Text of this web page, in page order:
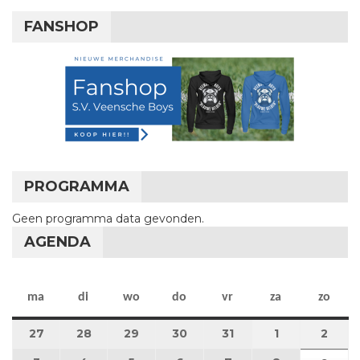
FANSHOP
PROGRAMMA
Geen programma data gevonden.
AGENDA
ma maandag
di dinsdag
wo woensdag
do donderdag
vr vrijdag
za zaterdag
zo
27 27 juli 2026
28 28 juli 2026
29 29 juli 2026
30 30 juli 2026
31 31 juli 2026
11 augustus
2